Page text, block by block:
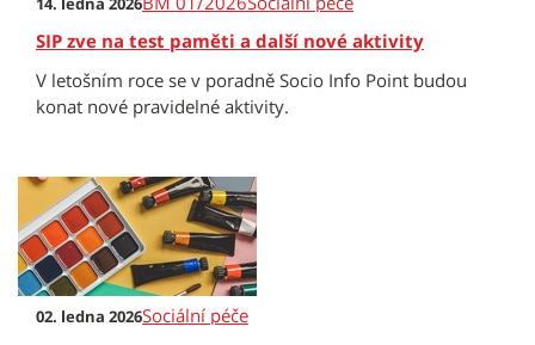
SIP zve na test paměti a další nové aktivity
V letošním roce se v poradně Socio Info Point budou
konat nové pravidelné aktivity.
02. ledna 2026Sociální péče